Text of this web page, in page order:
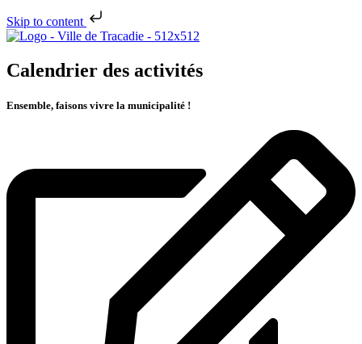
Skip to content
Calendrier des activités
Ensemble, faisons vivre la municipalité !